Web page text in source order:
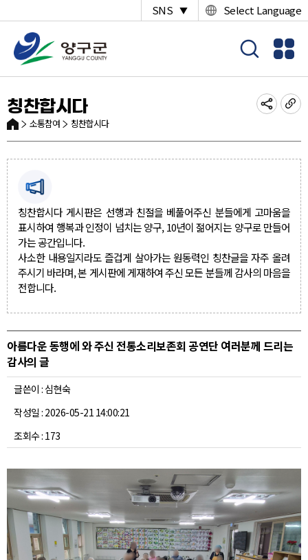
SNS ▼ Select Language
칭찬합시다
소통참여 칭찬합시다
칭찬합시다 게시판은 선행과 친절을 베풀어주신 분들에게 고마움을
표시하여 행복과 인정이 넘치는 양구, 10년이 젊어지는 양구로 만들어
가는 공간입니다.
사소한 내용일지라도 즐겁게 살아가는 원동력인 칭찬글을 자주 올려
주시기 바라며, 본 게시판에 게재하여 주신 모든 분들께 감사의 마음을
전합니다.
아름다운 동행에 와 주신 전통소리보존회 공연단 여러분께 드리는
감사의 글
글쓴이 : 심현숙
작성일 : 2026-05-21 14:00:21
조회수 : 173